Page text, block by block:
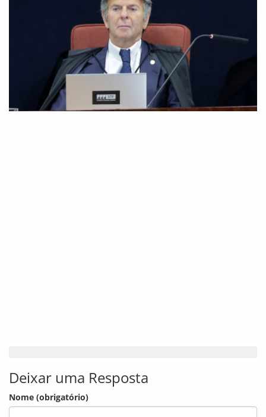
Deixar uma Resposta
Nome (obrigatório)